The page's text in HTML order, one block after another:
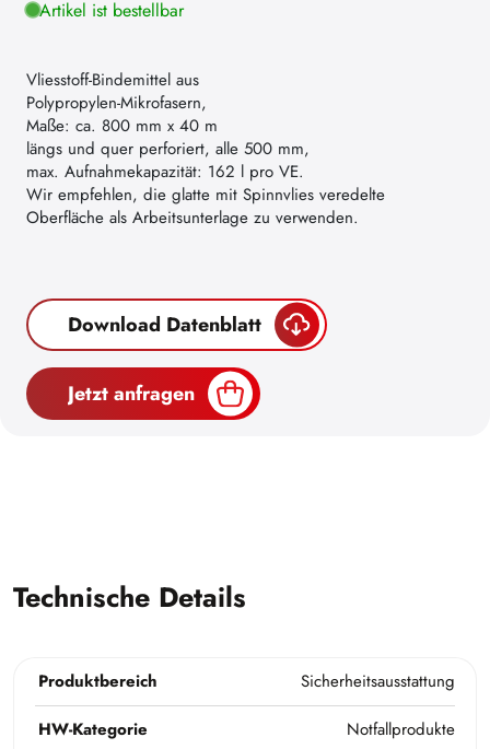
Artikel ist bestellbar
Vliesstoff-Bindemittel aus
Polypropylen-Mikrofasern,
Maße: ca. 800 mm x 40 m
längs und quer perforiert, alle 500 mm,
max. Aufnahmekapazität: 162 l pro VE.
Wir empfehlen, die glatte mit Spinnvlies veredelte
Oberfläche als Arbeitsunterlage zu verwenden.
Download Datenblatt
Jetzt anfragen
Technische Details
Produktbereich
Sicherheitsausstattung
HW-Kategorie
Notfallprodukte